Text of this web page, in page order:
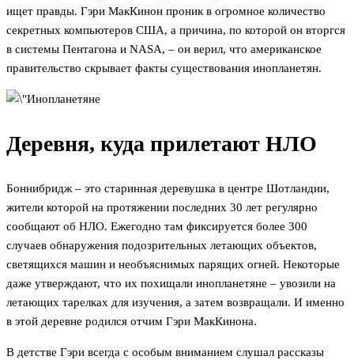
ищет правды. Гэри МакКинон проник в огромное количество
секретных компьютеров США, а причина, по которой он вторгся
в системы Пентагона и NASA, – он верил, что американское
правительство скрывает факты существования инопланетян.
Деревня, куда прилетают НЛО
Боннибридж – это старинная деревушка в центре Шотландии,
жители которой на протяжении последних 30 лет регулярно
сообщают об НЛО. Ежегодно там фиксируется более 300
случаев обнаружения подозрительных летающих объектов,
светящихся машин и необъяснимых парящих огней. Некоторые
даже утверждают, что их похищали инопланетяне – увозили на
летающих тарелках для изучения, а затем возвращали. И именно
в этой деревне родился отчим Гэри МакКинона.
В детстве Гэри всегда с особым вниманием слушал рассказы